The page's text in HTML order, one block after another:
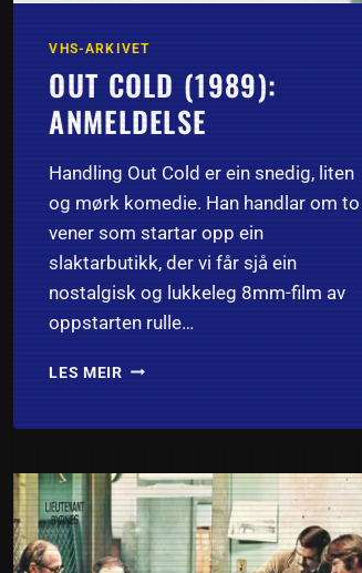
VHS-ARKIVET
OUT COLD (1989):
ANMELDELSE
Handling Out Cold er ein snedig, liten
og mørk komedie. Han handlar om to
vener som startar opp ein
slaktarbutikk, der vi får sjå ein
nostalgisk og lukkeleg 8mm-film av
oppstarten rulle…
LES MEIROUT